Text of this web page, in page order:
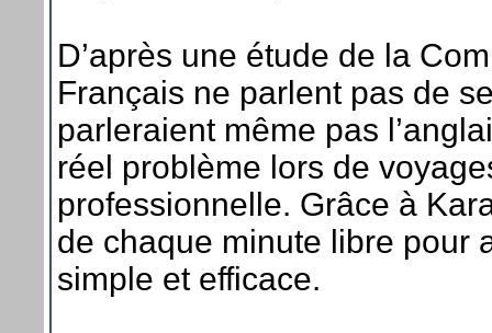
D’après une étude de la
Français ne parlent pas de
parleraient même pas
réel problème lors de
professionnelle. Grâce à
de chaque minute libre pour
simple et efficace.